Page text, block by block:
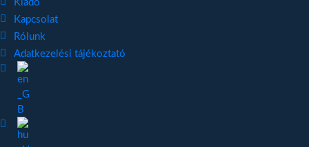
Kiadó
Kapcsolat
Rólunk
Adatkezelési tájékoztató